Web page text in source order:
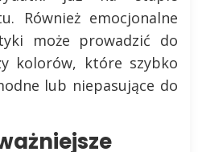
Również emocjonalne
może prowadzić do
kolorów, które szybko
lub niepasujące do